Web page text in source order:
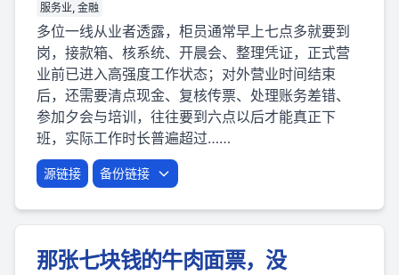
服务业, 金融
多位一线从业者透露，柜员通常早上七点多就要到
岗，接款箱、核系统、开晨会、整理凭证，正式营
业前已进入高强度工作状态；对外营业时间结束
后，还需要清点现金、复核传票、处理账务差错、
参加夕会与培训，往往要到六点以后才能真正下
班，实际工作时长普遍超过……
源链接 备份链接
那张七块钱的牛肉面票，没